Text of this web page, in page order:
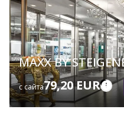
MAXX BY
с сайта79,20 EUR